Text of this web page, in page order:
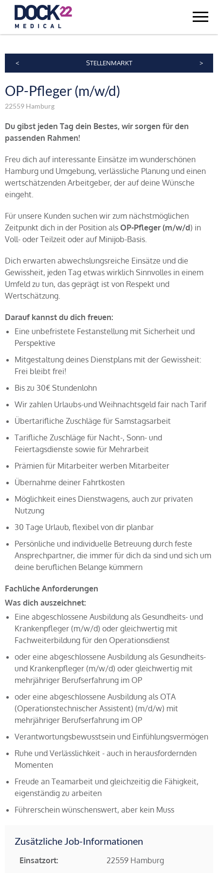
< >
STELLENMARKT
OP-Pfleger (m/w/d)
22559 Hamburg
Du gibst jeden Tag dein Bestes, wir sorgen für den
passenden Rahmen!
Freu dich auf interessante Einsätze im wunderschönen
Hamburg und Umgebung, verlässliche Planung und einen
wertschätzenden Arbeitgeber, der auf deine Wünsche
eingeht.
Für unsere Kunden suchen wir zum nächstmöglichen
Zeitpunkt dich in der Position als OP-Pfleger (m/w/d) in
Voll- oder Teilzeit oder auf Minijob-Basis.
Dich erwarten abwechslungsreiche Einsätze und die
Gewissheit, jeden Tag etwas wirklich Sinnvolles in einem
Umfeld zu tun, das geprägt ist von Respekt und
Wertschätzung.
Darauf kannst du dich freuen:
Eine unbefristete Festanstellung mit Sicherheit und
Perspektive
Mitgestaltung deines Dienstplans mit der Gewissheit:
Frei bleibt frei!
Bis zu 30€ Stundenlohn
Wir zahlen Urlaubs-und Weihnachtsgeld fair nach Tarif
Übertarifliche Zuschläge für Samstagsarbeit
Tarifliche Zuschläge für Nacht-, Sonn- und
Feiertagsdienste sowie für Mehrarbeit
Prämien für Mitarbeiter werben Mitarbeiter
Übernahme deiner Fahrtkosten
Möglichkeit eines Dienstwagens, auch zur privaten
Nutzung
30 Tage Urlaub, flexibel von dir planbar
Persönliche und individuelle Betreuung durch feste
Ansprechpartner, die immer für dich da sind und sich um
deine beruflichen Belange kümmern
Fachliche Anforderungen
Was dich auszeichnet:
Eine abgeschlossene Ausbildung als Gesundheits- und
Krankenpfleger (m/w/d) oder gleichwertig mit
Fachweiterbildung für den Operationsdienst
oder eine abgeschlossene Ausbildung als Gesundheits-
und Krankenpfleger (m/w/d) oder gleichwertig mit
mehrjähriger Berufserfahrung im OP
oder eine abgeschlossene Ausbildung als OTA
(Operationstechnischer Assistent) (m/d/w) mit
mehrjähriger Berufserfahrung im OP
Verantwortungsbewusstsein und Einfühlungsvermögen
Ruhe und Verlässlichkeit - auch in herausfordernden
Momenten
Freude an Teamarbeit und gleichzeitig die Fähigkeit,
eigenständig zu arbeiten
Führerschein wünschenswert, aber kein Muss
Zusätzliche Job-Informationen
Einsatzort:
22559 Hamburg